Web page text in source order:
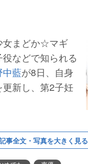
女まどか☆マギ
などで知られる
中藍が8日、自身
新し、第2子妊
事全文・写真を大きく見る